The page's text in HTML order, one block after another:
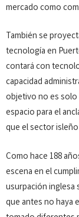
mercado como
También se
tecnología en
contará con
capacidad
objetivo no es solo
espacio para el
que el sector
Como hace 188
escena en el
usurpación
que antes no haya